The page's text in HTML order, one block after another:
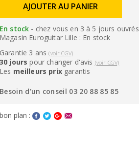
AJOUTER AU PANIER
En stock - chez vous en 3 à 5 jours ouvrés
Magasin Euroguitar Lille : En stock
Garantie 3 ans(voir CGV)
30 jours pour changer d'avis (voir CGV)
Les meilleurs prix garantis
Besoin d'un conseil 03 20 88 85 85
plan :